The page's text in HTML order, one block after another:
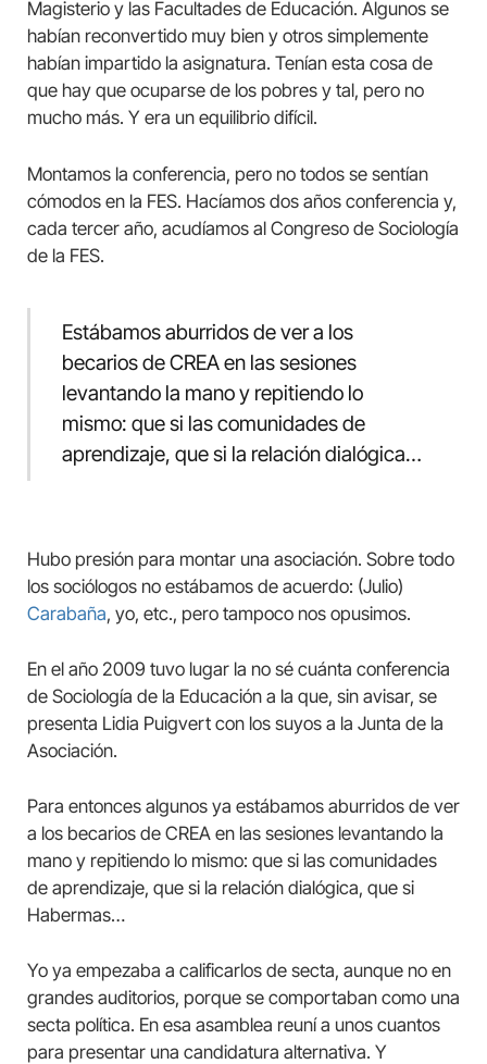
Magisterio y las Facultades de Educación. Algunos se
habían reconvertido muy bien y otros simplemente
habían impartido la asignatura. Tenían esta cosa de
que hay que ocuparse de los pobres y tal, pero no
mucho más. Y era un equilibrio difícil.
Montamos la conferencia, pero no todos se sentían
cómodos en la FES. Hacíamos dos años conferencia y,
cada tercer año, acudíamos al Congreso de Sociología
de la FES.
Estábamos aburridos de ver a los
becarios de CREA en las sesiones
levantando la mano y repitiendo lo
mismo: que si las comunidades de
aprendizaje, que si la relación dialógica…
Hubo presión para montar una asociación. Sobre todo
los sociólogos no estábamos de acuerdo: (Julio)
Carabaña, yo, etc., pero tampoco nos opusimos.
En el año 2009 tuvo lugar la no sé cuánta conferencia
de Sociología de la Educación a la que, sin avisar, se
presenta Lidia Puigvert con los suyos a la Junta de la
Asociación.
Para entonces algunos ya estábamos aburridos de ver
a los becarios de CREA en las sesiones levantando la
mano y repitiendo lo mismo: que si las comunidades
de aprendizaje, que si la relación dialógica, que si
Habermas…
Yo ya empezaba a calificarlos de secta, aunque no en
grandes auditorios, porque se comportaban como una
secta política. En esa asamblea reuní a unos cuantos
para presentar una candidatura alternativa. Y